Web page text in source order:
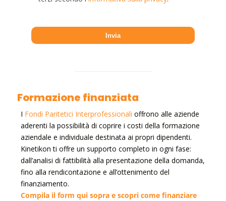
Formazione finanziata
I Fondi Paritetici Interprofessionali offrono alle aziende
aderenti la possibilità di coprire i costi della formazione
aziendale e individuale destinata ai propri dipendenti.
Kinetikon ti offre un supporto completo in ogni fase:
dall’analisi di fattibilità alla presentazione della domanda,
fino alla rendicontazione e all’ottenimento del
finanziamento.
Compila il form qui sopra e scopri come finanziare